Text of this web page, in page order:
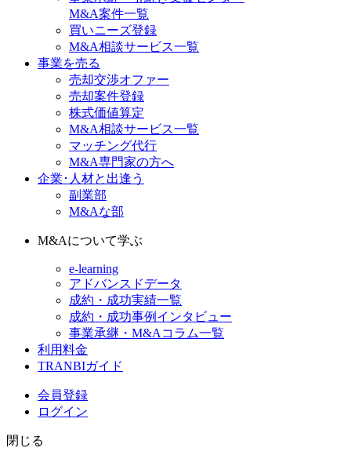
M&A案件一覧
買いニーズ登録
M&A相談サービス一覧
事業を売る
売却交渉オファー
売却案件登録
株式価値算定
M&A相談サービス一覧
マッチング代行
M&A専門家の方へ
企業･人材と出逢う
副業部
M&Aな部
M&Aについて学ぶ
e-learning
アドバンスドデータ
成約・成功実績一覧
成約・成功事例インタビュー
事業承継・M&Aコラム一覧
利用料金
TRANBIガイド
会員登録
ログイン
閉じる